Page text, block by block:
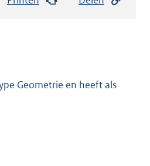
Geometrie en heeft als